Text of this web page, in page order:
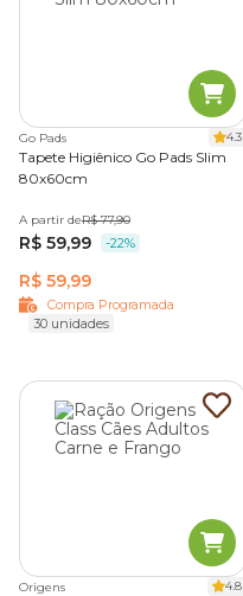
Go Pads 4.3
Tapete Higiênico Go Pads Slim
80x60cm
A partir deR$ 77,90
R$ 59,99 -22%
R$ 59,99
Compra Programada
30 unidades
Origens 4.8